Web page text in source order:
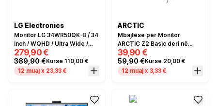
LG Electronics
Monitor LG 34WR50QK-B / 34
Inch / WQHD / Ultra Wide /
100Hz / 5ms / I zi
279,90 €
389,90 €Kurse 110,00 €
12 muaj x 23,33 €
ARCTIC
Mbajtëse për Monitor
ARCTIC Z2 Basic deri në
2x27" 8KG
39,90 €
59,90 €Kurse 20,00 €
12 muaj x 3,33 €